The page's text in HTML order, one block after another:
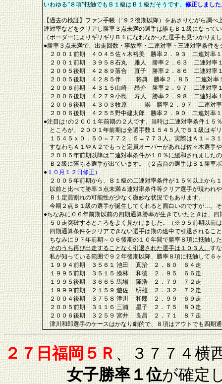
いわゆる”８項”抵触でもＢ１級はＢ１級だそうです。 修正しまし
【過去の検証】ファン手帳（’９２後期以降）をあさりながら調べ
連対率などをクリアし勝率３点未満の選手は誰もＢ１級になって
（ボーダーによりギリギリＢ１になれなかった選手も見つかりま
●勝率３点未満で、出走回数・事故率・二連対率・三連対率条件
２００１前期 ４０４５佐々木裕美 勝率２．９３ 二連対
２００１前期 ３９５８石丸 雅人 勝率２．６３ 二連対率
２００５後期 ４２８９落合 直子 勝率２．８６ 二連対
２００５後期 ４２８５伴 将典 勝率２．８５ 二連対
２００６前期 ４３１５山崎 昂介 勝率２．９７ 二連対
２００６後期 ４２７９小島 寿人 勝率２．９８ 二連対
２００６後期 ４３０３牧原 崇 勝率２．９７ 二連対
２００６後期 ４２５５野中建太郎 勝率２．９０ 二連対
●注目は↑の２００１年前期の２人です。当時は二連対率条件１５
ところが、２００１年前期は全選手数１５４５人でＢ１級はギ
１５４５ｘ０．５０＝７７２．５→７７３人。実際はＡ１＝３
すなわちＡ１やＡ２でもっと定員オーバーがあれば佐々木選手
２００５年前期以降は二連対率条件が１０％に緩和されました
Ｂ２級に落ちる選手が出ています。（２点台の選手はＢ１勝率
●１０月１２日修正）
２００５年前期から、Ｂ１級の二連対率条件が１５％以上から
以前と比べて勝率３点未満＆連対率条件等クリア選手が現われ
Ｂ１定員割れの可能性が少なく微妙な状況でもあります。
今期２点Ｂ１級の選手が誕生してくれると面白いのですが…。
●ちなみに０６年前期以前の四期通算勝率が生きていたときは、
５０走突破するところをよく見かけました。（※９５前期以前
四期通算条件をクリアできない選手は期の途中で引退されるこ
ちなみに９７年前期～０６後期の１０年間で勝率８項に抵触し
そのうち再び出走することなく引退された選手は１０３人。す
私が知っている範囲で９２年後期以降、勝率８項に抵触して６
１９９４前期 ３５６１ 池田 真治 ２．８０ ６４走
１９９５前期 ３５１５ 漆林 和徳 ２．９５ ６６走
１９９５後期 ３６６５ 馬場 隆浩 ２．７９ ７２走
１９９９前期 ２１５９ 遊佐 明雄 ２．３２ ７２走
２００４後期 ３７５８ 津川 和郎 ２．９９ ６９走
２００５前期 ３１１６ 三浦 星子 ２．７５ ８０走
２００６後期 ３２５９ 宮井 良昌 ２．７１ ８７走
津川和郎選手のケースはかなり劇的で、８項はアウトでも四期
２７日福岡５Ｒ、３７７４横
女子勝率１位が確定